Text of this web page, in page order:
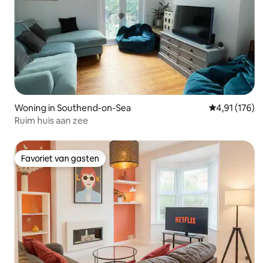
Woning in Southend-on-Sea Gemiddelde
4,91 (176)
Ruim huis aan zee
Favoriet van gasten
Favoriet van gasten